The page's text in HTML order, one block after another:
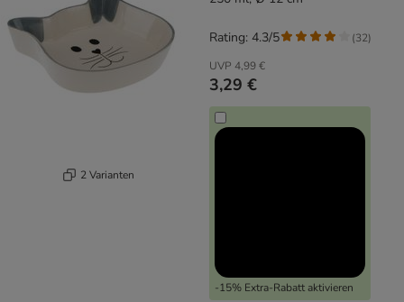
2 Varianten
UVP 4,99 €
3,29 €
-15% Extra-Rabatt aktivieren
Rating: 4.3/5 (32)